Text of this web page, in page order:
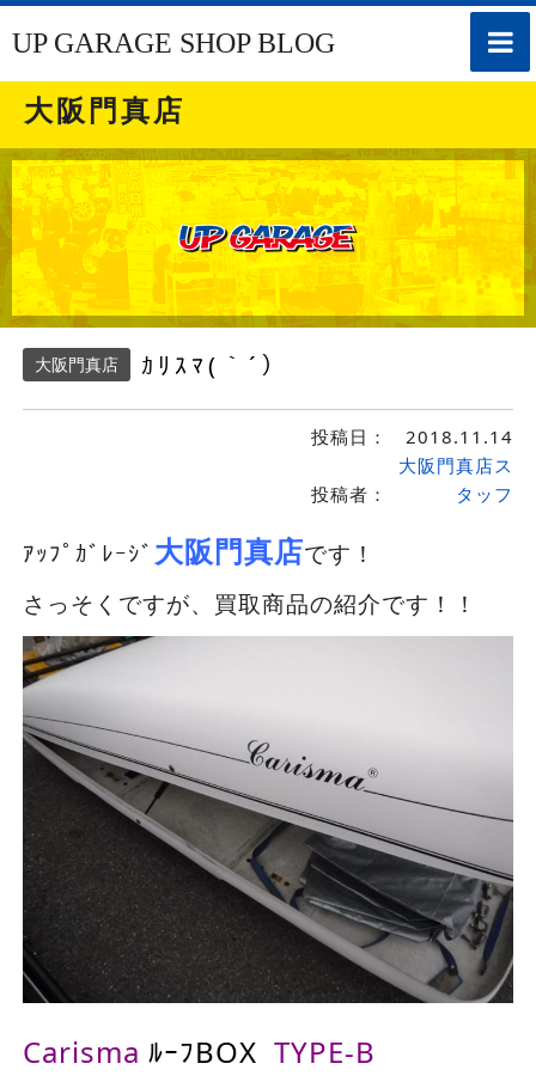
toggle
UP GARAGE SHOP BLOG
大阪門真店
大阪門真店 ｶﾘｽﾏ(｀´）
投稿日： 2018.11.14
投稿者：
大阪門真店ス
タッフ
ｱｯﾌﾟｶﾞﾚｰｼﾞ 大阪門真店です！
さっそくですが、買取商品の紹介です！！
Carisma ﾙｰﾌBOX TYPE-B